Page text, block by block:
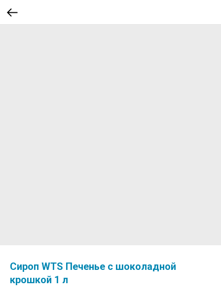
Сироп WTS Печенье с шоколадной
крошкой 1 л